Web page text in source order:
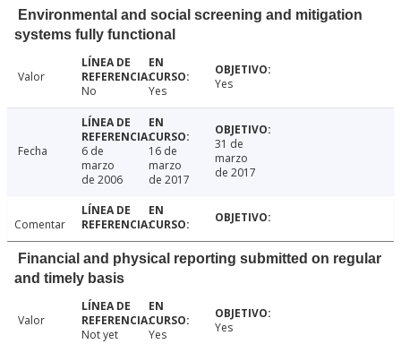
Environmental and social screening and mitigation
systems fully functional
Valor
No
Yes Yes
Fecha
6 de
marzo
de 2006
16 de
marzo
de 2017
31 de
marzo
de 2017
Comentar
Financial and physical reporting submitted on regular
and timely basis
Valor
Not yet
Yes Yes